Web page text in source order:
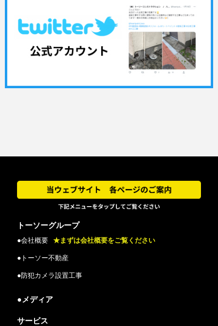
トーソーグループ
●会社概要 ★まずは会社概要をご覧ください
●トーソー不動産
●防犯カメラ設置工事
●メディア
サービス